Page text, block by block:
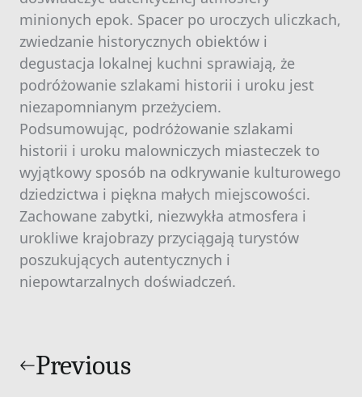
minionych epok. Spacer po uroczych uliczkach,
zwiedzanie historycznych obiektów i
degustacja lokalnej kuchni sprawiają, że
podróżowanie szlakami historii i uroku jest
niezapomnianym przeżyciem.
Podsumowując, podróżowanie szlakami
historii i uroku malowniczych miasteczek to
wyjątkowy sposób na odkrywanie kulturowego
dziedzictwa i piękna małych miejscowości.
Zachowane zabytki, niezwykła atmosfera i
urokliwe krajobrazy przyciągają turystów
poszukujących autentycznych i
niepowtarzalnych doświadczeń.
wpisu
Previous